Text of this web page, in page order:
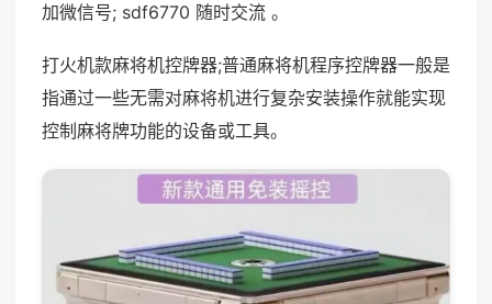
加微信号; sdf6770 随时交流 。
打火机款麻将机控牌器;普通麻将机程序控牌器一般是
指通过一些无需对麻将机进行复杂安装操作就能实现
控制麻将牌功能的设备或工具。